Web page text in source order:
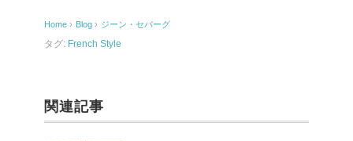
o
o
Home › Blog › ジーン・セバーグ
タグ: French Style
関連記事